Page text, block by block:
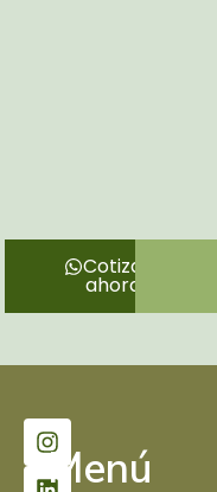
Cotiza
ahora
Menú